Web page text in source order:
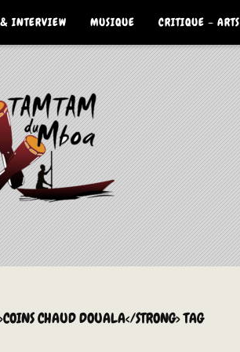
& INTERVIEW MUSIQUE CRITIQUE – ARTS
CHAUD DOUALA</STRONG> TAG